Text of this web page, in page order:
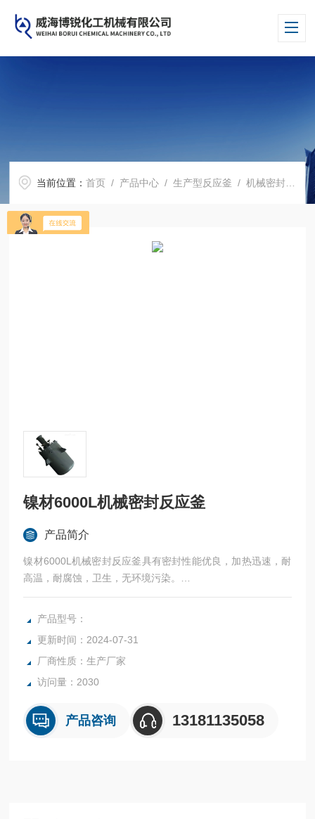
当前位置：首页 / 产品中心 /生产型反应釜 /机械密封反应釜
镍材6000L机械密封反应釜
产品简介
镍材6000L机械密封反应釜具有密封性能优良，加热迅速，耐
高温，耐腐蚀，卫生，无环境污染。
广泛应用于科研，实验室试验，化工，食品，涂料，热熔胶，
硅胶，油漆，医药，石油化工生产中的反应，蒸发，合成，聚
内表面采用镜面抛光，确保卫生洁净*。
所有反应釜均可接受客户的个性化定制。
产品型号：
更新时间：2024-07-31
厂商性质：生产厂家
访问量：2030
产品咨询 13181135058